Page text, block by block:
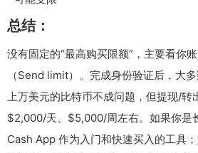
总结：
没有固定的“最高购买限额”，主要看你
（Send limit）。完成身份验证后，大
上万美元的比特币不成问题，但提现/转
$2,000/天、$5,000/周左右。如果你是
Cash App 作为入门和快速买入的工具